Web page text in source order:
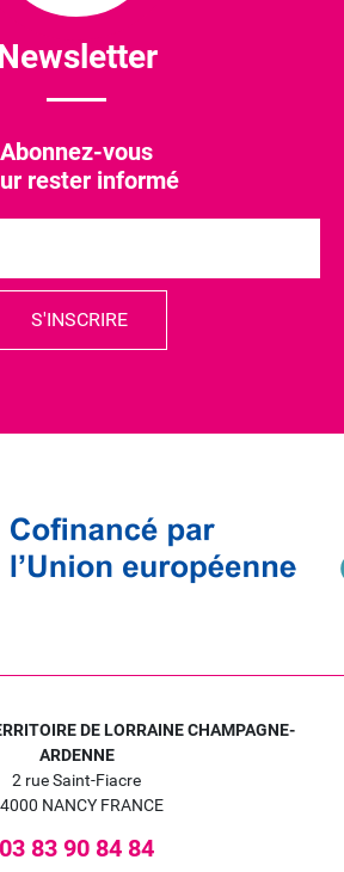
Abonnez-vous
rester informé
DE LORRAINE CHAMPAGNE-
ARDENNE
2 rue Saint-Fiacre
NANCY FRANCE
03 83 90 84 84